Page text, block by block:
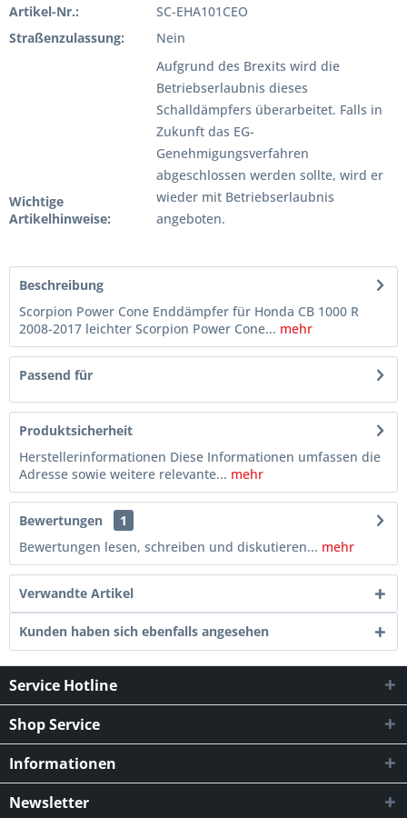
Artikel-Nr.:
SC-EHA101CEO
Straßenzulassung:
Nein
Wichtige
Artikelhinweise:
Aufgrund des Brexits wird die
Betriebserlaubnis dieses
Schalldämpfers überarbeitet. Falls in
Zukunft das EG-
Genehmigungsverfahren
abgeschlossen werden sollte, wird er
wieder mit Betriebserlaubnis
angeboten.
Beschreibung
Scorpion Power Cone Enddämpfer für Honda CB 1000 R
2008-2017 leichter Scorpion Power Cone... mehr
Passend für
Produktsicherheit
Herstellerinformationen Diese Informationen umfassen die
Adresse sowie weitere relevante... mehr
Bewertungen
1
Bewertungen lesen, schreiben und diskutieren... mehr
Verwandte Artikel
Kunden haben sich ebenfalls angesehen
Service Hotline
Shop Service
Informationen
Newsletter